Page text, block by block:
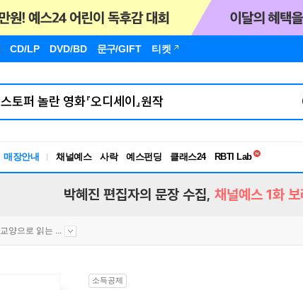
CD/LP DVD/BD 문구/GIFT 티켓
매장안내 채널예스 사락 예스펀딩 클래스24
독서유형검사
박혜진 편집자의 문장 수집, 채널예스 1화
교양으로 읽는 ...
소득공제